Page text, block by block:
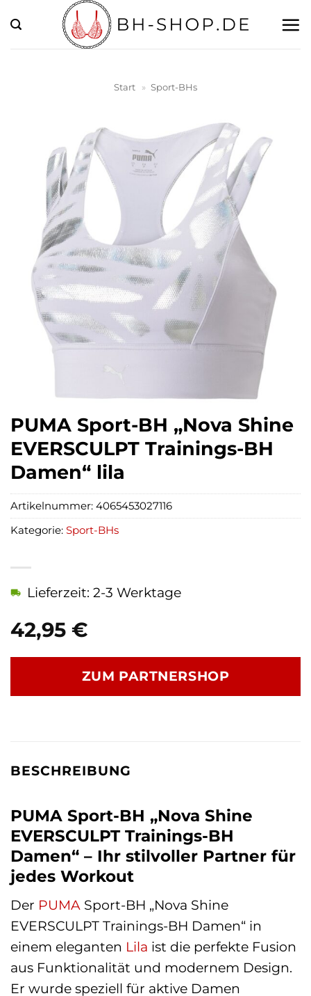
Inhalt
springen
Start » Sport-BHs
PUMA Sport-BH „Nova Shine
EVERSCULPT Trainings-BH
Damen“ lila
42,95 €
Lieferzeit: 2-3 Werktage
ZUM PARTNERSHOP
Artikelnummer: 4065453027116
Kategorie: Sport-BHs
BESCHREIBUNG
PUMA Sport-BH „Nova Shine
EVERSCULPT Trainings-BH
Damen“ – Ihr stilvoller Partner für
jedes Workout
Der PUMA Sport-BH „Nova Shine
EVERSCULPT Trainings-BH Damen“ in
einem eleganten Lila ist die perfekte Fusion
aus Funktionalität und modernem Design.
Er wurde speziell für aktive Damen